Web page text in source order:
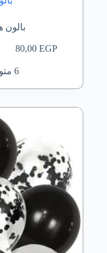
بالون
80,00EGP
6 متوفر في المخزون